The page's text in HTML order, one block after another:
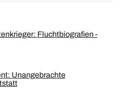
Fluchtbiografien -
Unangebrachte